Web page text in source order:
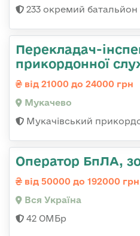
233 окремий
Перекладач-
прикордонної
від 21000 до 24000 грн
Мукачево
Мукачівський
Оператор БпЛА,
від 50000 до 192000 грн
Вся Україна
42 ОМБр